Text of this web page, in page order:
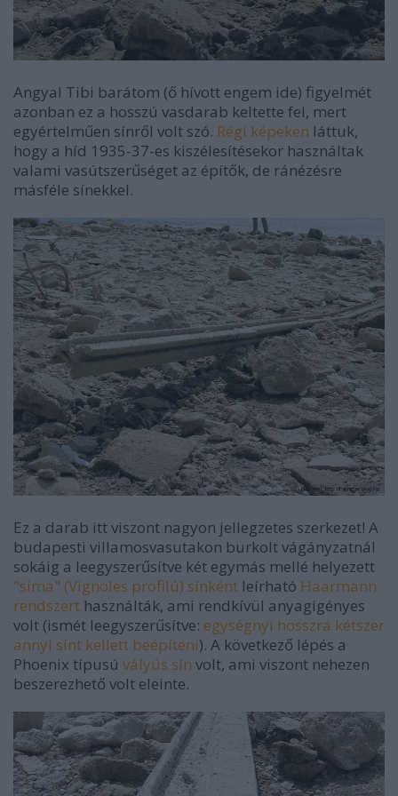
Angyal Tibi barátom (ő hívott engem ide) figyelmét
azonban ez a hosszú vasdarab keltette fel, mert
egyértelműen sínről volt szó. Régi képeken láttuk,
hogy a híd 1935-37-es kiszélesítésekor használtak
valami vasútszerűséget az építők, de ránézésre
másféle sínekkel.
Ez a darab itt viszont nagyon jellegzetes szerkezet! A
budapesti villamosvasutakon burkolt vágányzatnál
sokáig a leegyszerűsítve két egymás mellé helyezett
"sima" (Vignoles profilú) sínként leírható Haarmann
rendszert használták, ami rendkívül anyagigényes
volt (ismét leegyszerűsítve: egységnyi hosszra kétszer
annyi sínt kellett beépíteni). A következő lépés a
Phoenix típusú vályús sín volt, ami viszont nehezen
beszerezhető volt eleinte.